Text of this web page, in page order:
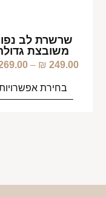
שרשרת לב
משובצת
249.00
₪
–
בחירת